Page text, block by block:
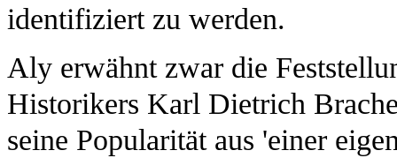
identifiziert zu werden.
Aly erwähnt zwar die
Historikers Karl Dietrich
seine Popularität aus 'einer